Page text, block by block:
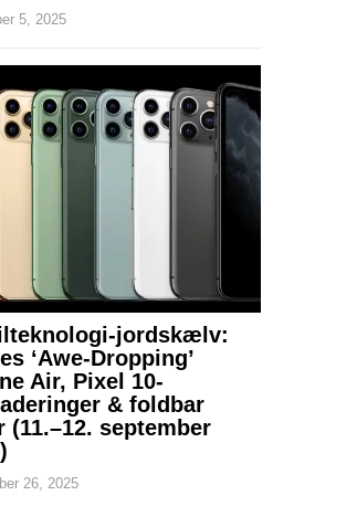
5, 2025
jordskælv:
‘Awe-Dropping’
Air, Pixel 10-
& foldbar
(11.–12. september
26, 2025